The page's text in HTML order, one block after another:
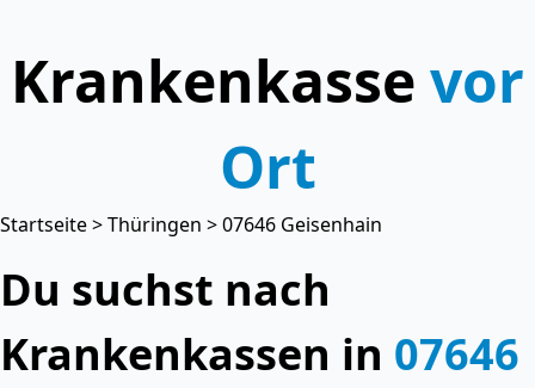
Krankenkasse vor
Ort
Startseite>Thüringen > 07646 Geisenhain
Du suchst nach
Krankenkassen in 07646